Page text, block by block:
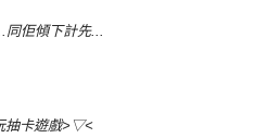
同佢傾下計先...
抽卡遊戲>▽<